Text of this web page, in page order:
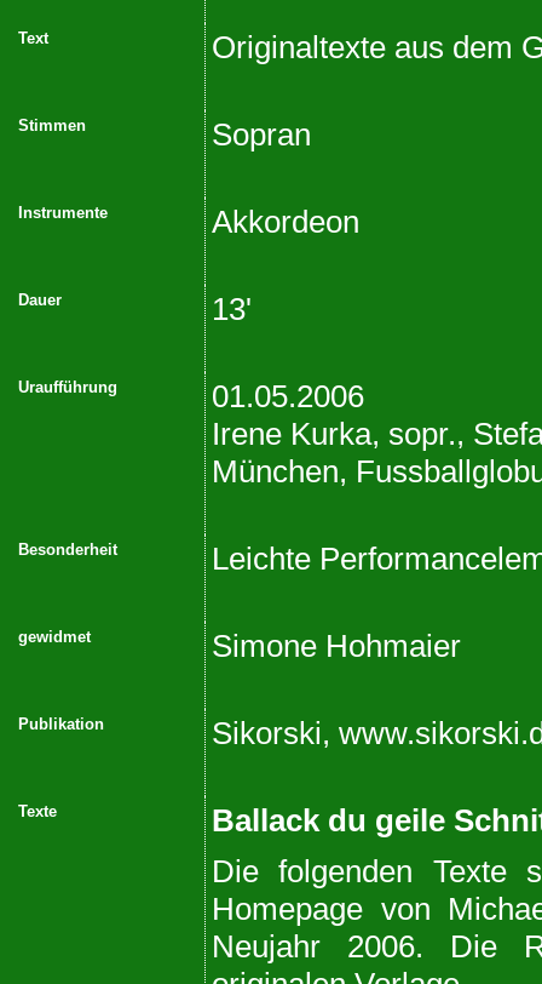
Text Originaltexte aus dem
Stimmen Sopran
Instrumente Akkordeon
Dauer 13'
Uraufführung
01.05.2006
Irene Kurka, sopr.,
München,
Besonderheit Leichte
gewidmet Simone Hohmaier
Publikation Sikorski,
Texte
Ballack du geile
Die folgenden Texte
Homepage von
Neujahr 2006. Die